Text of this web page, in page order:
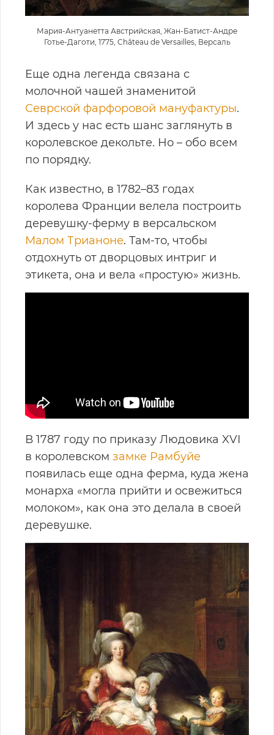
Мария-Антуанетта Австрийская, Жан-Батист-Андре
Готье-Даготи, 1775, Château de Versailles, Версаль
Еще одна легенда связана с
молочной чашей знаменитой
Севрской фарфоровой мануфактуры.
И здесь у нас есть шанс заглянуть в
королевское декольте. Но – обо всем
по порядку.
Как известно, в 1782–83 годах
королева Франции велела построить
деревушку-ферму в версальском
Малом Трианоне. Там-то, чтобы
отдохнуть от дворцовых интриг и
этикета, она и вела «простую» жизнь.
В 1787 году по приказу Людовика XVI
в королевском замке Рамбуйе
появилась еще одна ферма, куда жена
монарха «могла прийти и освежиться
молоком», как она это делала в своей
деревушке.